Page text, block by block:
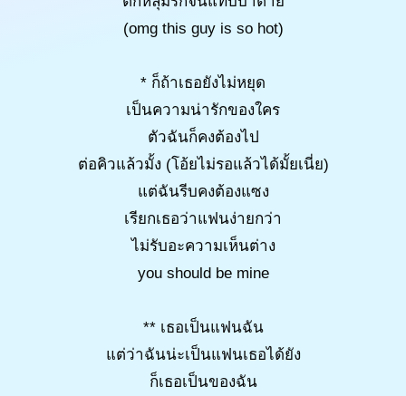
(omg this guy is so hot)
* ก็ถ้าเธอยังไม่หยุด
เป็นความน่ารักของใคร
ตัวฉันก็คงต้องไป
ต่อคิวแล้วมั้ง (โอ้ยไม่รอแล้วได้มั้ยเนี่ย)
แต่ฉันรีบคงต้องแซง
เรียกเธอว่าแฟนง่ายกว่า
ไม่รับอะความเห็นต่าง
you should be mine
** เธอเป็นแฟนฉัน
แต่ว่าฉันน่ะเป็นแฟนเธอได้ยัง
ก็เธอเป็นของฉัน